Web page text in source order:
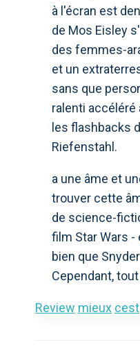
à l'écran est
de Mos Eisley
des femmes-
et un
sans que
ralenti
les flashbacks
Riefenstahl.
a une âme et
trouver cette
de science-
film Star Wars
bien que
Cependant,
Review mieux cest